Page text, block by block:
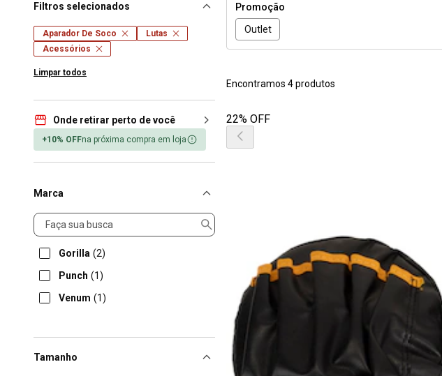
Filtros selecionados
Aparador De Soco
Lutas
Acessórios
Limpar todos
Onde retirar perto de você
+10% OFFna próxima compra em loja
Marca
Marca
Gorilla (2)
Punch (1)
Venum (1)
Tamanho
Promoção
Outlet
Encontramos 4 produtos
22% OFF